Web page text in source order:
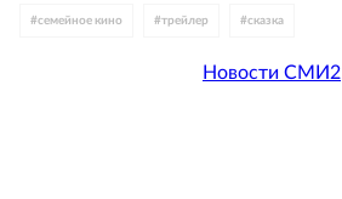
#семейное кино #трейлер #сказка
Новости СМИ2